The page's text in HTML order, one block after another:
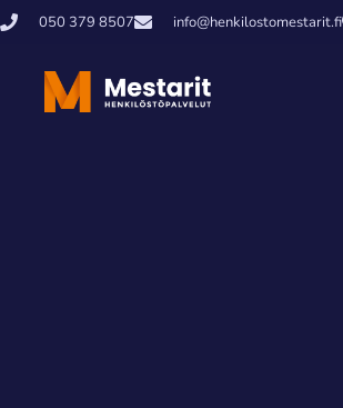
050 379 8507 info@henkilostomestarit.fi